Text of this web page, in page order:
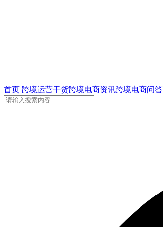
首页 跨境运营干货跨境电商资讯跨境电商问答